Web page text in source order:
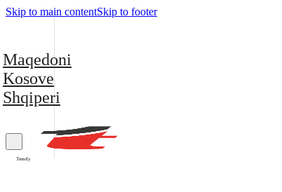
Skip to main contentSkip to footer
Maqedoni
Kosove
Shqiperi
Trendy